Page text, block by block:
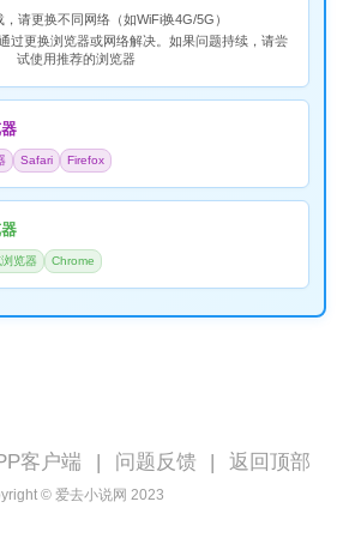
，请更换不同网络（如WiFi换4G/5G）
过更换浏览器或网络解决。如果问题持续，请尝
试使用推荐的浏览器
Safari Firefox
览器 Chrome
客户端 问题反馈 返回顶部
© 爱去小说网 2023